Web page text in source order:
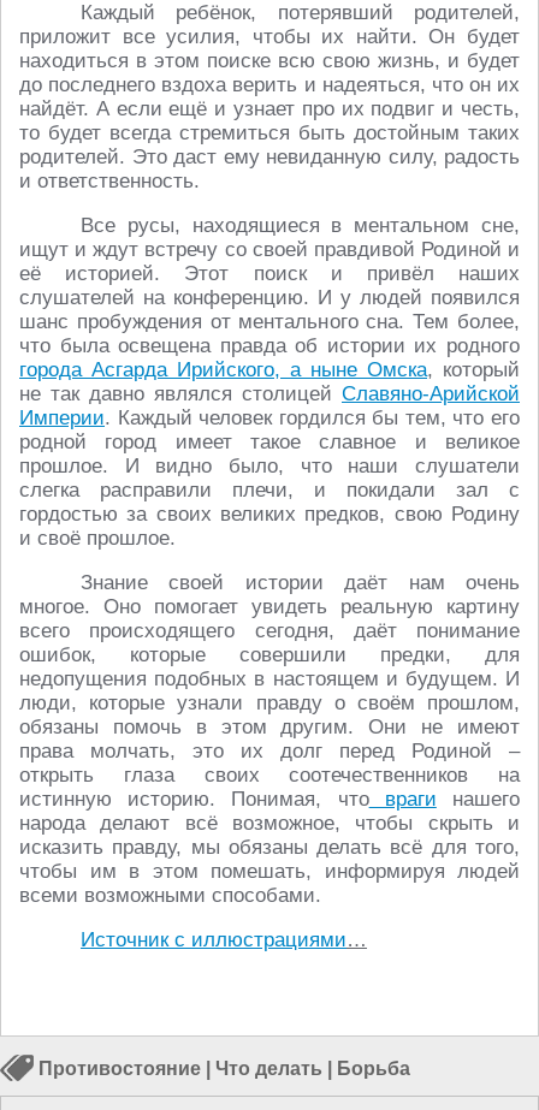
Каждый ребёнок, потерявший родителей,
приложит все усилия, чтобы их найти. Он будет
находиться в этом поиске всю свою жизнь, и будет
до последнего вздоха верить и надеяться, что он их
найдёт. А если ещё и узнает про их подвиг и честь,
то будет всегда стремиться быть достойным таких
родителей. Это даст ему невиданную силу, радость
и ответственность.
Все русы, находящиеся в ментальном сне,
ищут и ждут встречу со своей правдивой Родиной и
её историей. Этот поиск и привёл наших
слушателей на конференцию. И у людей появился
шанс пробуждения от ментального сна. Тем более,
что была освещена правда об истории их родного
города Асгарда Ирийского, а ныне Омска, который
не так давно являлся столицей Славяно-Арийской
Империи. Каждый человек гордился бы тем, что его
родной город имеет такое славное и великое
прошлое. И видно было, что наши слушатели
слегка расправили плечи, и покидали зал с
гордостью за своих великих предков, свою Родину
и своё прошлое.
Знание своей истории даёт нам очень
многое. Оно помогает увидеть реальную картину
всего происходящего сегодня, даёт понимание
ошибок, которые совершили предки, для
недопущения подобных в настоящем и будущем. И
люди, которые узнали правду о своём прошлом,
обязаны помочь в этом другим. Они не имеют
права молчать, это их долг перед Родиной –
открыть глаза своих соотечественников на
истинную историю. Понимая, чтовраги нашего
народа делают всё возможное, чтобы скрыть и
исказить правду, мы обязаны делать всё для того,
чтобы им в этом помешать, информируя людей
всеми возможными способами.
Источник с иллюстрациями…
Противостояние Что делать Борьба